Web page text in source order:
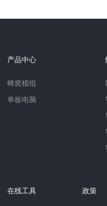
产品中心
蜂窝模组
单板电脑
在线工具 政策